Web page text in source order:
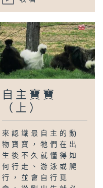
自主寶寶
（上）
來認識最自主的動
物寶寶，牠們在出
生後不久就懂得如
何行走、游泳或爬
行，並會自行覓